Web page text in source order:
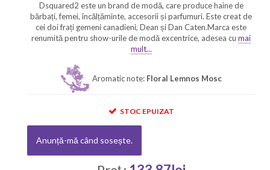
Dsquared2 este un brand de modă, care produce haine de
bărbați, femei, încălțăminte, accesorii și parfumuri. Este creat de
cei doi frați gemeni canadieni, Dean și Dan Caten.Marca este
renumită pentru show-urile de modă excentrice, adesea cu mai
mult...
Aromatic note: Floral Lemnos Mosc
STOC EPUIZAT
Anunță-mă când sosește.